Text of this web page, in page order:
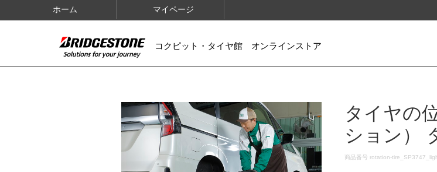
ホーム マイページ
コクピット・タイヤ館 オンラインストア
IMAGES
タイヤの
ション）
DETAILS
商品番号 rotation-